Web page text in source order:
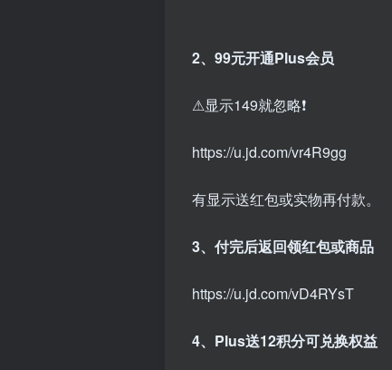
2、99元开通Plus会员
⚠显示149就忽略❗
https://u.jd.com/vr4R9gg
有显示送红包或实物再付款。
3、付完后返回领红包或商品
https://u.jd.com/vD4RYsT
4、Plus送12积分可兑换权益